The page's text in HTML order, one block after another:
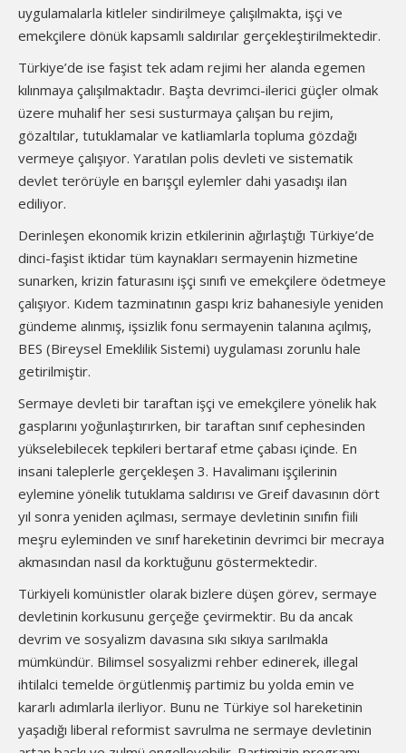
uygulamalarla kitleler sindirilmeye çalışılmakta, işçi ve
emekçilere dönük kapsamlı saldırılar gerçekleştirilmektedir.
Türkiye’de ise faşist tek adam rejimi her alanda egemen
kılınmaya çalışılmaktadır. Başta devrimci-ilerici güçler olmak
üzere muhalif her sesi susturmaya çalışan bu rejim,
gözaltılar, tutuklamalar ve katliamlarla topluma gözdağı
vermeye çalışıyor. Yaratılan polis devleti ve sistematik
devlet terörüyle en barışçıl eylemler dahi yasadışı ilan
ediliyor.
Derinleşen ekonomik krizin etkilerinin ağırlaştığı Türkiye’de
dinci-faşist iktidar tüm kaynakları sermayenin hizmetine
sunarken, krizin faturasını işçi sınıfı ve emekçilere ödetmeye
çalışıyor. Kıdem tazminatının gaspı kriz bahanesiyle yeniden
gündeme alınmış, işsizlik fonu sermayenin talanına açılmış,
BES (Bireysel Emeklilik Sistemi) uygulaması zorunlu hale
getirilmiştir.
Sermaye devleti bir taraftan işçi ve emekçilere yönelik hak
gasplarını yoğunlaştırırken, bir taraftan sınıf cephesinden
yükselebilecek tepkileri bertaraf etme çabası içinde. En
insani taleplerle gerçekleşen 3. Havalimanı işçilerinin
eylemine yönelik tutuklama saldırısı ve Greif davasının dört
yıl sonra yeniden açılması, sermaye devletinin sınıfın fiili
meşru eyleminden ve sınıf hareketinin devrimci bir mecraya
akmasından nasıl da korktuğunu göstermektedir.
Türkiyeli komünistler olarak bizlere düşen görev, sermaye
devletinin korkusunu gerçeğe çevirmektir. Bu da ancak
devrim ve sosyalizm davasına sıkı sıkıya sarılmakla
mümkündür. Bilimsel sosyalizmi rehber edinerek, illegal
ihtilalci temelde örgütlenmiş partimiz bu yolda emin ve
kararlı adımlarla ilerliyor. Bunu ne Türkiye sol hareketinin
yaşadığı liberal reformist savrulma ne sermaye devletinin